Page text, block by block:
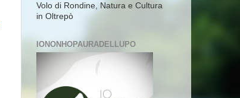
Volo di Rondine, Natura e Cultura
in Oltrepò
IONONHOPAURADELLUPO